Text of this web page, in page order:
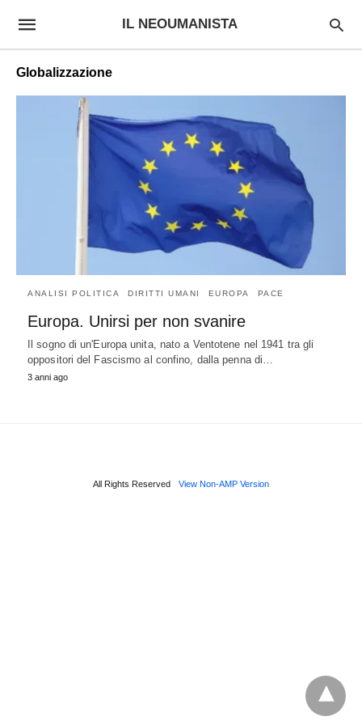
IL NEOUMANISTA
Globalizzazione
ANALISI POLITICA DIRITTI UMANI EUROPA PACE
Europa. Unirsi per non svanire
Il sogno di un'Europa unita, nato a Ventotene nel 1941 tra gli
oppositori del Fascismo al confino, dalla penna di…
3 anni ago
All Rights Reserved View Non-AMP Version